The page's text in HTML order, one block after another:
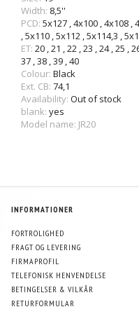
Width: 8,5''
PCD: 5x127 ,4x100 ,4x108 ,
,5x110 ,5x112 ,5x114,3 ,
ET: 20 ,21 ,22 ,23 ,24,25 ,
37 ,38 ,39 ,40
Colour: Black
Ext. CB: 74,1
Availability: Out of stock
blank: yes
Model name: JR20
INFORMATIONER
FORTROLIGHED
FRAGT OG LEVERING
FIRMAPROFIL
TELEFONISK HENVENDELSE
BETINGELSER & VILKÅR
RETURFORMULAR